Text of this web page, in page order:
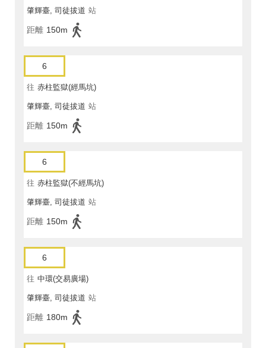
肇輝臺, 司徒拔道 站
距離 150m
6
往 赤柱監獄(經馬坑)
肇輝臺, 司徒拔道 站
距離 150m
6
往 赤柱監獄(不經馬坑)
肇輝臺, 司徒拔道 站
距離 150m
6
往 中環(交易廣場)
肇輝臺, 司徒拔道 站
距離 180m